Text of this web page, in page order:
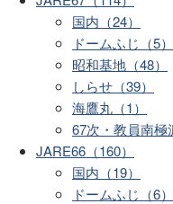
国内（24）
ドームふじ（5）
昭和基地（48）
しらせ（39）
海鷹丸（1）
67次・教員南極
JARE66（160）
国内（19）
ドームふじ（6）